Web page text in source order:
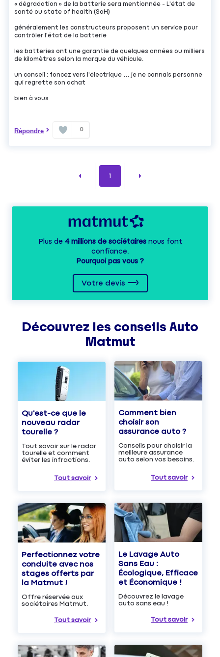
« dégradation » de la batterie sera mentionnée - L'état de
santé ou state of health (SoH)
généralement les constructeurs proposent un service pour
contrôler l'état de la batterie
les batteries ont une garantie de quelques années ou milliers
de kilomètres selon la marque du véhicule.
un conseil : foncez vers l'électrique … je ne connais personne
qui regrette son achat
bien à vous
Répondre 0
1
Plus de 4 millions de sociétairesnous font
confiance.
Pourquoi pas vous ?
Votre devis
Découvrez les conseils Auto
Matmut
Qu'est-ce que le
nouveau radar
tourelle ?
Tout savoir sur le radar
tourelle et comment
éviter les infractions.
Tout savoir
Comment bien
choisir son
assurance auto ?
Conseils pour choisir la
meilleure assurance
auto selon vos besoins.
Tout savoir
Perfectionnez votre
conduite avec nos
stages offerts par
la Matmut !
Offre réservée aux
sociétaires Matmut.
Tout savoir
Le Lavage Auto
Sans Eau :
Écologique, Efficace
et Économique !
Découvrez le lavage
auto sans eau !
Tout savoir